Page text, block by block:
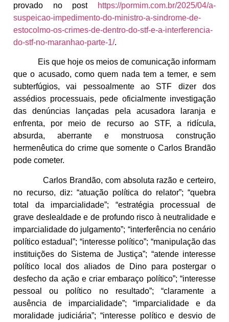
provado no post
https://pormim.com.br/2025/04/a-
suspeicao-impedimento-do-ministro-a-sindrome-de-
estocolmo-os-crimes-de-dentro-do-stf-e-a-interferencia-
do-stf-no-maranhao-parte-1/.
Eis que hoje os meios de comunicação informam
que o acusado, como quem nada tem a temer, e sem
subterfúgios, vai pessoalmente ao STF dizer dos
assédios processuais, pede oficialmente investigação
das denúncias lançadas pela acusadora laranja e
enfrenta, por meio de recurso ao STF, a ridícula,
absurda, aberrante e monstruosa construção
hermenêutica do crime que somente o Carlos Brandão
pode cometer.
Carlos Brandão, com absoluta razão e certeiro,
no recurso, diz: “atuação política do relator”; “quebra
total da imparcialidade”; “estratégia processual de
grave deslealdade e de profundo risco à neutralidade e
imparcialidade do julgamento”; “interferência no cenário
político estadual”; “interesse político”; “manipulação das
instituições do Sistema de Justiça”; “atende interesse
político local dos aliados de Dino para postergar o
desfecho da ação e criar embaraço político”; “interesse
pessoal ou político no resultado”; “claramente a
ausência de imparcialidade”; “imparcialidade e da
moralidade judiciária”; “interesse político e desvio de